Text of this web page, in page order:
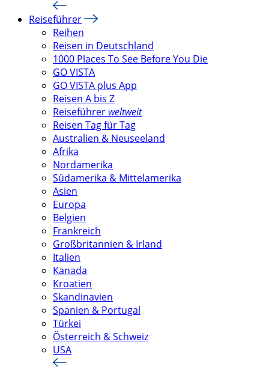
Reiseführer
Reihen
Reisen in Deutschland
1000 Places To See Before You Die
GO VISTA
GO VISTA plus App
Reisen A bis Z
Reiseführer weltweit
Reisen Tag für Tag
Australien & Neuseeland
Afrika
Nordamerika
Südamerika & Mittelamerika
Asien
Europa
Belgien
Frankreich
Großbritannien & Irland
Italien
Kanada
Kroatien
Skandinavien
Spanien & Portugal
Türkei
Österreich & Schweiz
USA